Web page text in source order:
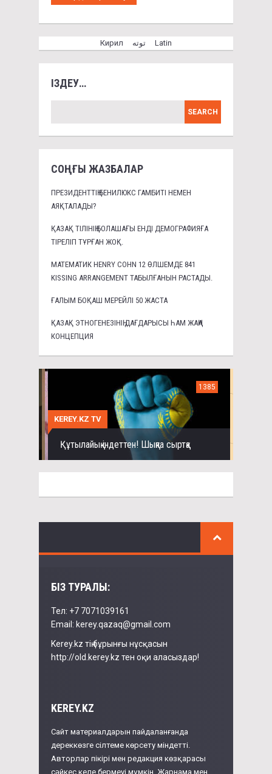
Кирил توتە Latin
ІЗДЕУ…
СОҢҒЫ ЖАЗБАЛАР
ПРЕЗИДЕНТТІҢ БЕНИЛЮКС ГАМБИТІ НЕМЕН
АЯҚТАЛАДЫ?
ҚАЗАҚ ТІЛІНІҢ БОЛАШАҒЫ ЕНДІ ДЕМОГРАФИЯҒА
ТІРЕЛІП ТҰРҒАН ЖОҚ.
МАТЕМАТИК HENRY COHN 12 ӨЛШЕМДЕ 841
KISSING ARRANGEMENT ТАБЫЛҒАНЫН РАСТАДЫ.
ҒАЛЫМ БОҚАШ МЕРЕЙЛІ 50 ЖАСТА
ҚАЗАҚ ЭТНОГЕНЕЗІНІҢ ДАҒДАРЫСЫ ҺАМ ЖАҢА
КОНЦЕПЦИЯ
1385
KEREY.KZ TV
Құтылайық індеттен! Шықпа сыртқа
БІЗ ТУРАЛЫ:
Тел: +7 7071039161
Email: kerey.qazaq@gmail.com
Kerey.kz тің бұрынғы нұсқасын
http://old.kerey.kz тен оқи аласыздар!
KEREY.KZ
Сайт материалдарын пайдаланғанда
дереккөзге сілтеме көрсету міндетті.
Авторлар пікірі мен редакция көзқарасы
сәйкес келе бермеуі мүмкін. Жарнама мен